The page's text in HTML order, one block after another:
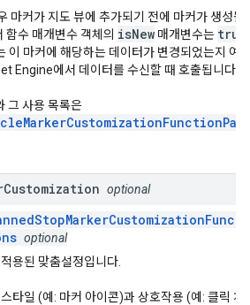
마커가 지도 뷰에 추가되기 전에 마커가 생성될
함수 매개변수 객체의 isNew 매개변수는 true
이 마커에 해당하는 데이터가 변경되었는지 여
Engine에서 데이터를 수신할 때 호출됩니다.
그 사용 목록은
Customization optional
optional
용된 맞춤설정입니다.
타일 (예: 마커 아이콘)과 상호작용 (예: 클릭 처